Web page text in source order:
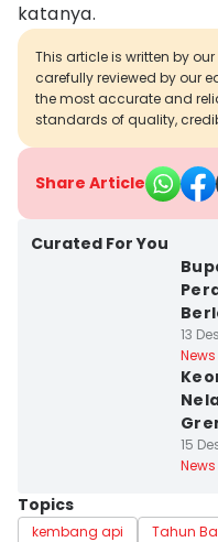
katanya.
This article is written by
carefully reviewed by our
the most accurate and
standards of quality,
Share Article
Curated For You
13
News
15
News
Topics
kembang api Tahun